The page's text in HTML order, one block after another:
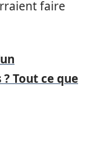
faire
Tout ce que